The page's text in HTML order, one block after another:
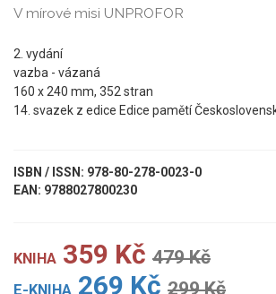
V mírové misi UNPROFOR
2. vydání
vazba - vázaná
160 x 240 mm, 352 stran
14. svazek z edice Edice pamětí
ISBN / ISSN: 978-80-278-0023-0
EAN: 9788027800230
KNIHA 359 Kč 479 Kč
E-KNIHA 269 Kč 299 Kč